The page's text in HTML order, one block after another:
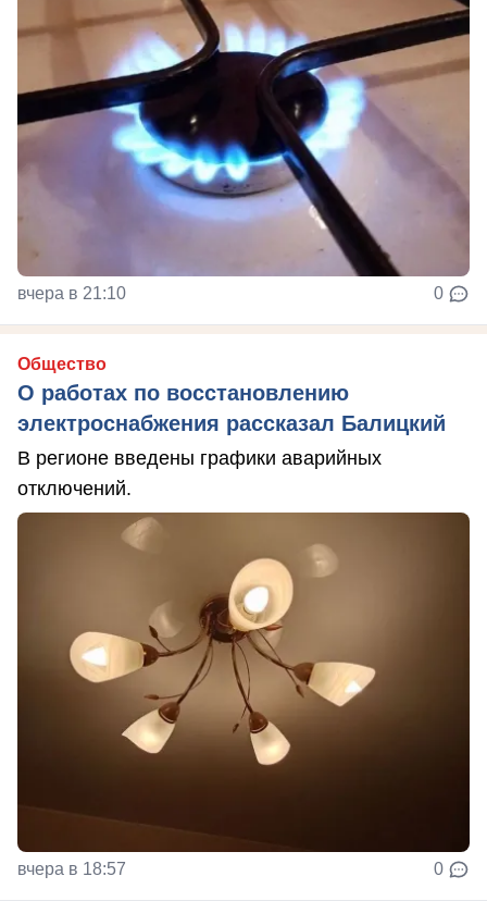
вчера в 21:10 0
Общество
О работах по восстановлению
электроснабжения рассказал Балицкий
В регионе введены графики аварийных
отключений.
вчера в 18:57 0